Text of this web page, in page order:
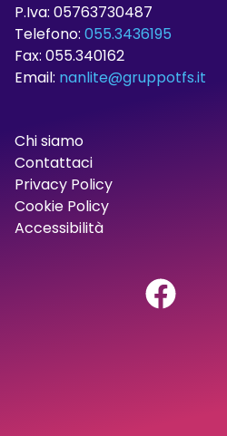
P.Iva: 05763730487
Telefono: 055.3436195
Fax: 055.340162
Email: nanlite@gruppotfs.it
Chi siamo
Contattaci
Privacy Policy
Cookie Policy
Accessibilità